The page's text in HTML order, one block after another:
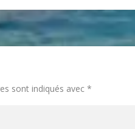
sont indiqués avec*